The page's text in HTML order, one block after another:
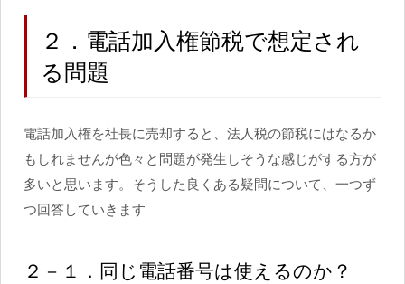
２．電話加入権節税で想定され
る問題
電話加入権を社長に売却すると、法人税の節税にはなるか
もしれませんが色々と問題が発生しそうな感じがする方が
多いと思います。そうした良くある疑問について、一つず
つ回答していきます
２－１．同じ電話番号は使えるのか？